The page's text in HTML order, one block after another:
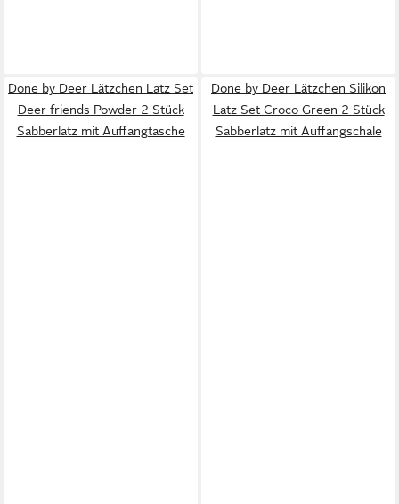
Done by Deer Lätzchen Latz Set
Deer friends Powder 2 Stück
Sabberlatz mit Auffangtasche
Done by Deer Lätzchen Silikon
Latz Set Croco Green 2 Stück
Sabberlatz mit Auffangschale